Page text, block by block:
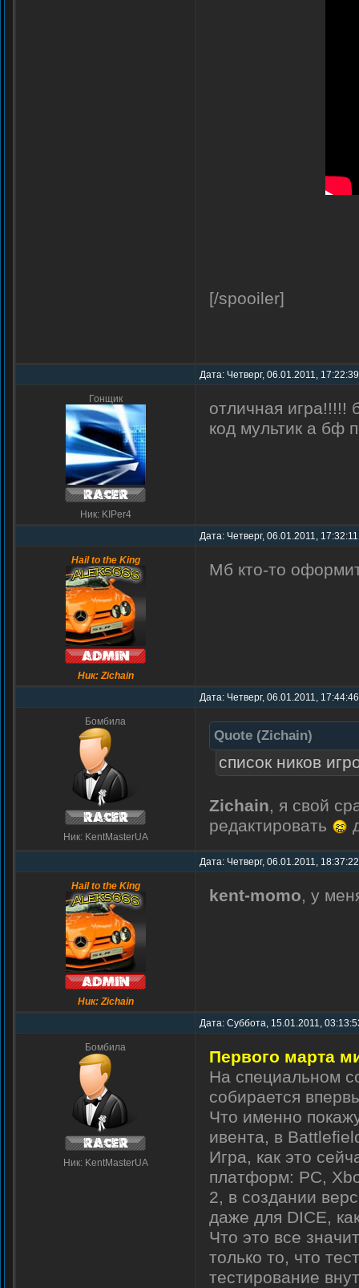
[/spooiler]
Дата: Четверг, 06.01.2011,
Гонщик
Ник: KIPer4
отличная игра!!!!!
код мультик а бф
Дата: Четверг, 06.01.2011,
Hail to the King
Ник: Zichain
Мб кто-то
Дата: Четверг, 06.01.2011,
Бомбила
Ник: KentMasterUA
Quote (Zichain)
список ников
Zichain, я свой
редактировать
Дата: Четверг, 06.01.2011,
Hail to the King
Ник: Zichain
kent-momo, у
Дата: Суббота, 15.01.2011,
Бомбила
Ник: KentMasterUA
Первого марта
На специальном
собирается
Что именно
ивента, в
Игра, как это
платформ: PC,
2, в создании
даже для DICE,
Что это все
только то, что
тестирование